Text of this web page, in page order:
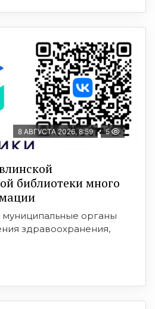
8 АВГУСТА 2026, 8:59 5
библиотеки много
муниципальные органы
здравоохранения,